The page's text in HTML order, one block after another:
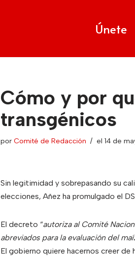
Únete
Cómo y por
transgénicos
por Comité de Redacción el 14 de
Sin legitimidad y sobrepasando su
elecciones, Añez ha promulgado el
El decreto “autoriza al Comité
abreviados para la evaluación del
El gobierno quiere hacernos creer